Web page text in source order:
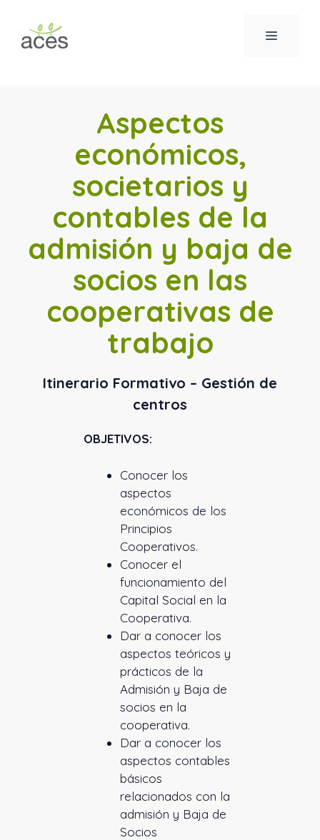
contenido
MENÚ
Aspectos
económicos,
societarios y
contables de la
admisión y baja de
socios en las
cooperativas de
trabajo
Itinerario Formativo – Gestión de
centros
OBJETIVOS:
Conocer los
aspectos
económicos de los
Principios
Cooperativos.
Conocer el
funcionamiento del
Capital Social en la
Cooperativa.
Dar a conocer los
aspectos teóricos y
prácticos de la
Admisión y Baja de
socios en la
cooperativa.
Dar a conocer los
aspectos contables
básicos
relacionados con la
admisión y Baja de
Socios